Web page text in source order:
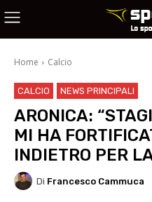
Home Calcio
CALCIO NEWS PRINCIPALI
ARONICA:
MI HA
INDIETRO PER
Di Francesco Cammuca